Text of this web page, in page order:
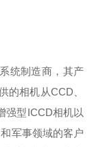
统制造商，其产
的相机从CCD
强型ICCD相机以
军事领域的客户